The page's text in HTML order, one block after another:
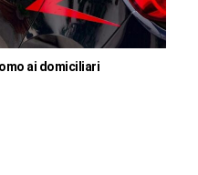
ai domiciliari